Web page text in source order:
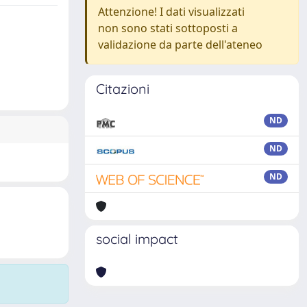
Attenzione! I dati visualizzati
non sono stati sottoposti a
validazione da parte dell'ateneo
Citazioni
ND
ND
ND
social impact